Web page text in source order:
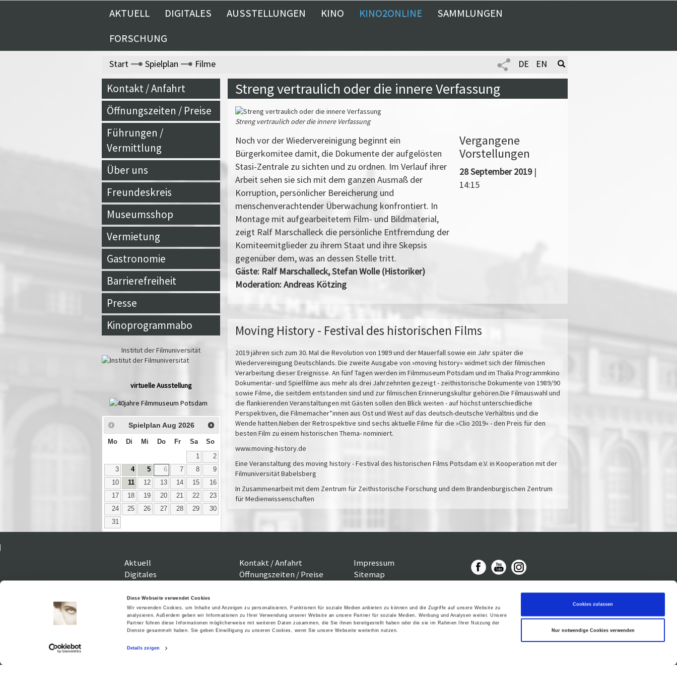
Diese Webseite verwendet Cookies
Wir verwenden Cookies, um Inhalte und Anzeigen zu personalisieren, Funktionen für soziale Medien anbieten zu können und die Zugriffe auf unsere Website zu
analysieren. Außerdem geben wir Informationen zu Ihrer Verwendung unserer Website an unsere Partner für soziale Medien, Werbung und Analysen weiter. Unsere
Partner führen diese Informationen möglicherweise mit weiteren Daten zusammen, die Sie ihnen bereitgestellt haben oder die sie im Rahmen Ihrer Nutzung der
Dienste gesammelt haben. Sie geben Einwilligung zu unseren Cookies, wenn Sie unsere Webseite weiterhin nutzen.
Details zeigen
Cookies zulassen
Nur notwendige Cookies verwenden
AKTUELL DIGITALES AUSSTELLUNGEN KINO KINO2ONLINE
SAMMLUNGEN
FORSCHUNG
Start Spielplan Filme DE EN
Kontakt / Anfahrt
Öffnungszeiten / Preise
Führungen /
Vermittlung
Über uns
Freundeskreis
Museumsshop
Vermietung
Gastronomie
Barrierefreiheit
Presse
Kinoprogrammabo
Institut der Filmuniversität
virtuelle Ausstellung
Spielplan Aug 2026
Mo Di Mi Do Fr Sa So
1
2
3
4 5 6 7 8
9
10
11 12 13 14 15
16
17
18 19 20 21 22
23
24
25 26 27 28 29
30
31
Streng vertraulich oder die innere Verfassung
Streng vertraulich oder die innere Verfassung
Noch vor der Wiedervereinigung beginnt ein
Bürgerkomitee damit, die Dokumente der aufgelösten
Stasi-Zentrale zu sichten und zu ordnen. Im Verlauf ihrer
Arbeit sehen sie sich mit dem ganzen Ausmaß der
Korruption, persönlicher Bereicherung und
menschenverachtender Überwachung konfrontiert. In
Montage mit aufgearbeitetem Film- und Bildmaterial,
zeigt Ralf Marschalleck die persönliche Entfremdung der
Komiteemitglieder zu ihrem Staat und ihre Skepsis
gegenüber dem, was an dessen Stelle tritt.
Gäste: Ralf Marschalleck, Stefan Wolle (Historiker)
Moderation: Andreas Kötzing
Vergangene
Vorstellungen
28 September 2019|
14:15
Moving History - Festival des historischen Films
2019 jähren sich zum 30. Mal die Revolution von 1989 und der Mauerfall sowie ein Jahr später die
Wiedervereinigung Deutschlands. Die zweite Ausgabe von »moving history« widmet sich der filmischen
Verarbeitung dieser Ereignisse. An fünf Tagen werden im Filmmuseum Potsdam und im Thalia Programmkino
Dokumentar- und Spielfilme aus mehr als drei Jahrzehnten gezeigt - zeithistorische Dokumente von 1989/90
sowie Filme, die seitdem entstanden sind und zur filmischen Erinnerungskultur gehören.Die Filmauswahl und
die flankierenden Veranstaltungen mit Gästen sollen den Blick weiten - auf höchst unterschiedliche
Perspektiven, die Filmemacher*innen aus Ost und West auf das deutsch-deutsche Verhältnis und die
Wende hatten.Neben der Retrospektive sind sechs aktuelle Filme für die »Clio 2019« - den Preis für den
besten Film zu einem historischen Thema- nominiert.
www.moving-history.de
Eine Veranstaltung des moving history - Festival des historischen Films Potsdam e.V. in Kooperation mit der
Filmuniversität Babelsberg
In Zusammenarbeit mit dem Zentrum für Zeithistorische Forschung und dem Brandenburgischen Zentrum
für Medienwissenschaften
Aktuell
Digitales
Kino
Kino2online
Sammlungen
Forschung
Kontakt / Anfahrt
Öffnungszeiten / Preise
Über uns
Freundeskreis
Museumsshop
Impressum
Sitemap